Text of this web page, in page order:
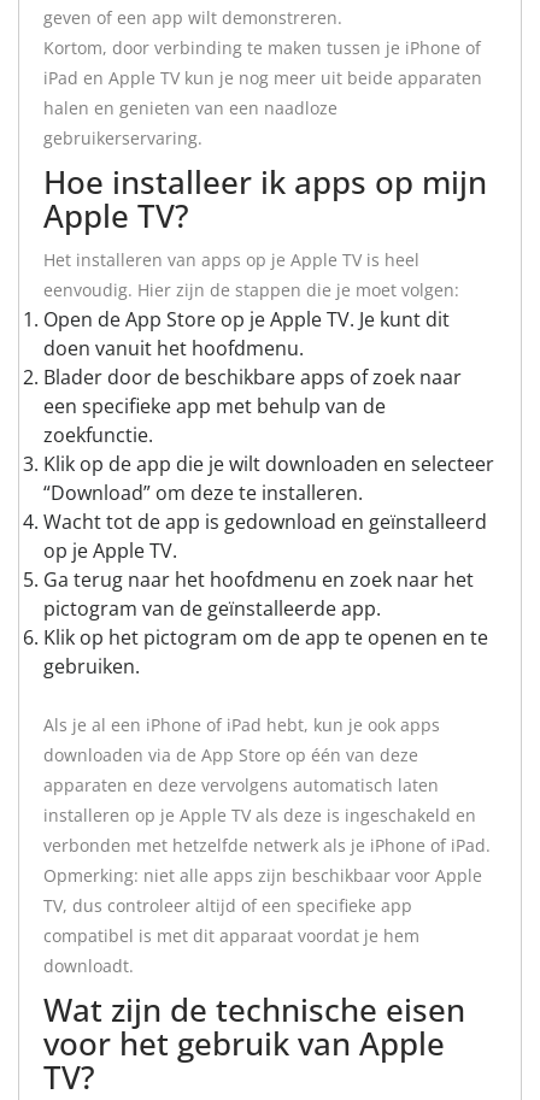
geven of een app wilt demonstreren.
Kortom, door verbinding te maken tussen je iPhone of
iPad en Apple TV kun je nog meer uit beide apparaten
halen en genieten van een naadloze
gebruikerservaring.
Hoe installeer ik apps op mijn
Apple TV?
Het installeren van apps op je Apple TV is heel
eenvoudig. Hier zijn de stappen die je moet volgen:
Open de App Store op je Apple TV. Je kunt dit
doen vanuit het hoofdmenu.
Blader door de beschikbare apps of zoek naar
een specifieke app met behulp van de
zoekfunctie.
Klik op de app die je wilt downloaden en selecteer
“Download” om deze te installeren.
Wacht tot de app is gedownload en geïnstalleerd
op je Apple TV.
Ga terug naar het hoofdmenu en zoek naar het
pictogram van de geïnstalleerde app.
Klik op het pictogram om de app te openen en te
gebruiken.
Als je al een iPhone of iPad hebt, kun je ook apps
downloaden via de App Store op één van deze
apparaten en deze vervolgens automatisch laten
installeren op je Apple TV als deze is ingeschakeld en
verbonden met hetzelfde netwerk als je iPhone of iPad.
Opmerking: niet alle apps zijn beschikbaar voor Apple
TV, dus controleer altijd of een specifieke app
compatibel is met dit apparaat voordat je hem
downloadt.
Wat zijn de technische eisen
voor het gebruik van Apple
TV?